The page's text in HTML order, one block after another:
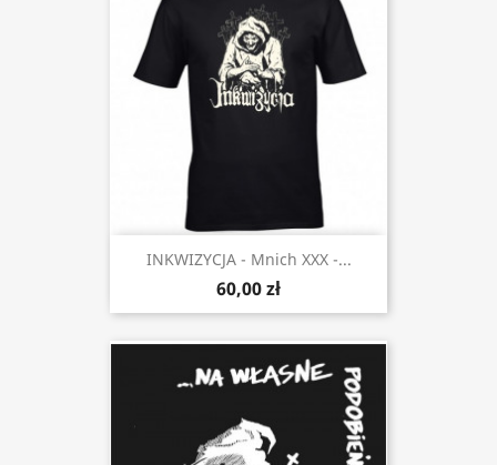
INKWIZYCJA - Mnich XXX -...
60,00 zł